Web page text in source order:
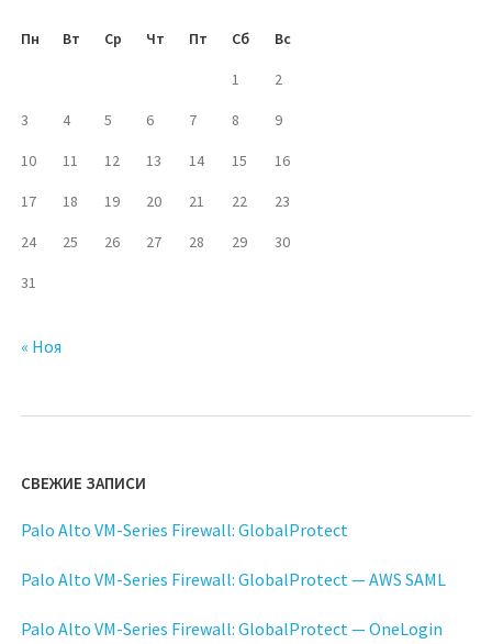
Пн Вт Ср Чт Пт Сб Вс
1 2
3 4 5 6 7 8 9
10 11 12 13 14 15 16
17 18 19 20 21 22 23
24 25 26 27 28 29 30
31
« Ноя
СВЕЖИЕ ЗАПИСИ
Palo Alto VM-Series Firewall: GlobalProtect
Palo Alto VM-Series Firewall: GlobalProtect — AWS SAML
Palo Alto VM-Series Firewall: GlobalProtect — OneLogin